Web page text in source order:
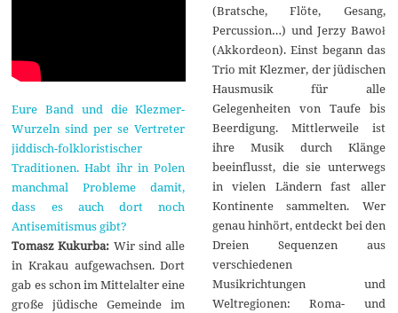
Eure Band und die Klezmer-
Wurzeln sind per se Vertreter
jiddisch-folkloristischer
Traditionen. Habt ihr in Polen
manchmal Probleme damit,
dass es auch dort noch
Antisemitismus gibt?
Tomasz Kukurba: Wir sind alle
in Krakau aufgewachsen. Dort
gab es schon im Mittelalter eine
große jüdische Gemeinde im
(Bratsche, Flöte, Gesang,
Percussion…) und Jerzy Bawoł
(Akkordeon). Einst begann das
Trio mit Klezmer, der jüdischen
Hausmusik für alle
Gelegenheiten von Taufe bis
Beerdigung. Mittlerweile ist
ihre Musik durch Klänge
beeinflusst, die sie unterwegs
in vielen Ländern fast aller
Kontinente sammelten. Wer
genau hinhört, entdeckt bei den
Dreien Sequenzen aus
verschiedenen
Musikrichtungen und
Weltregionen: Roma- und